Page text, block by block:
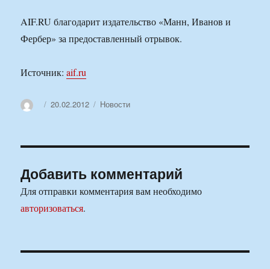
AIF.RU благодарит издательство «Манн, Иванов и
Фербер» за предоставленный отрывок.
Источник:aif.ru
АвторОпубликовано
20.02.2012 Рубрики
Новости
Добавить комментарий
Для отправки комментария вам необходимо
авторизоваться.